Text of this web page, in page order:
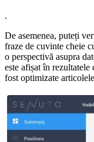
.
De asemenea, puteți
fraze de cuvinte cheie
o perspectivă asupra
este afișat în rezultatele
fost optimizate